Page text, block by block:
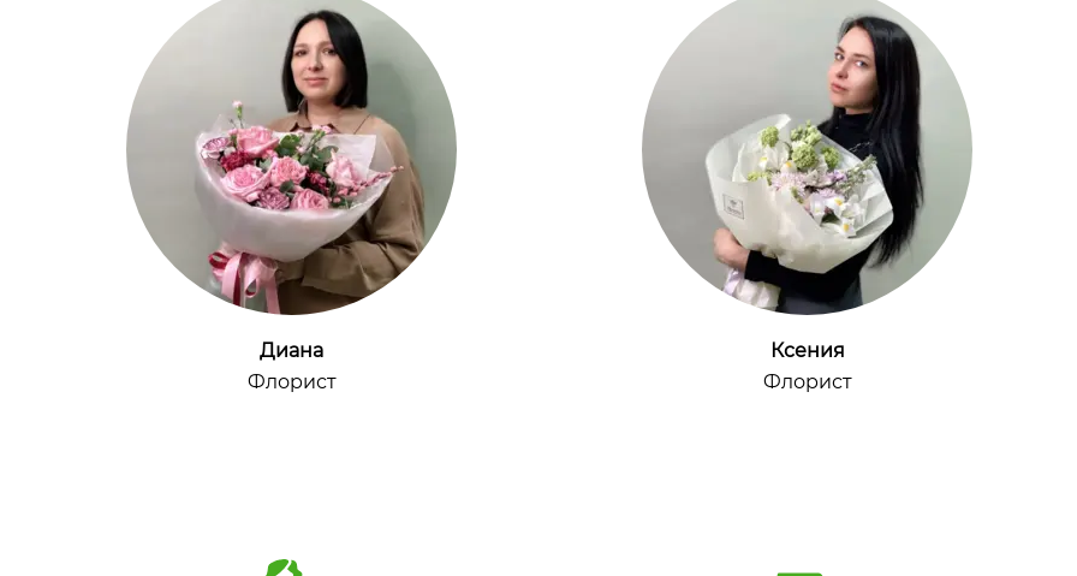
Диана
Флорист
Ксения
Флорист